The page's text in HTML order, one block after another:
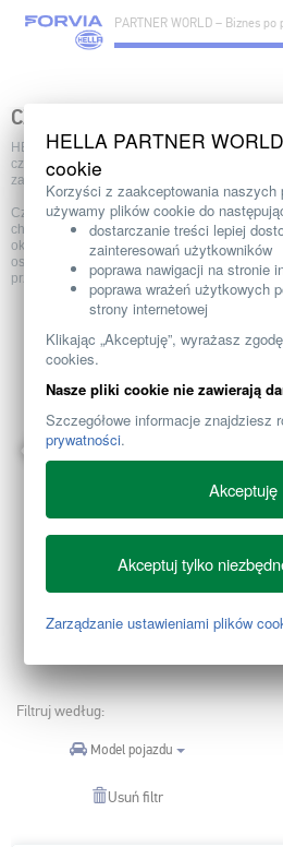
PARTNER WORLD – Biznes po
CZUJNIK TEMPERATURY
HELLA jest jednym z wiodących dostawców
czujniki temperatury płynu chłodzącego
zakresie funkcjonalności i jakości.
Czujniki temperatury płynu chłodzącego są
chłodzenia. Rejestrują temperaturę pracy
określoną wartość zadaną, to zostanie
ostrzegawczy. W ten sposób można
przykład uszkodzenia uszczelki głowicy.
Filtruj według:
Model pojazdu
Usuń filtr
HELLA PARTNER
cookie
Korzyści z zaakceptowania naszych
używamy plików cookie do
dostarczanie treści lepiej
zainteresowań użytkowników
poprawa nawigacji na stronie
poprawa wrażeń użytkowych
strony internetowej
Klikając „Akceptuję”, wyrażasz
cookies.
Nasze pliki cookie nie zawierają
Szczegółowe informacje znajdziesz
prywatności.
Akceptuję
Akceptuj tylko
Zarządzanie ustawieniami plików